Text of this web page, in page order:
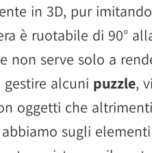
in 3D, pur
è ruotabile di 90°
non serve solo a
gestire alcuni puzzle,
oggetti che
sugli